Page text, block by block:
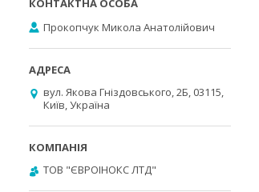
Прокопчук Микола Анатолійович
вул. Якова Гніздовського, 2Б, 03115,
Київ, Україна
ТОВ "ЄВРОІНОКС ЛТД"